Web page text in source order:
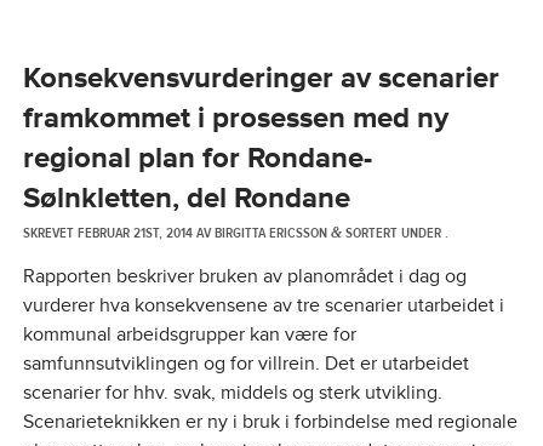
Konsekvensvurderinger av scenarier
framkommet i prosessen med ny
regional plan for Rondane-
Sølnkletten, del Rondane
SKREVETFEBRUAR 21ST, 2014AVBIRGITTA ERICSSON &SORTERT UNDER .
Rapporten beskriver bruken av planområdet i dag og
vurderer hva konsekvensene av tre scenarier utarbeidet i
kommunal arbeidsgrupper kan være for
samfunnsutviklingen og for villrein. Det er utarbeidet
scenarier for hhv. svak, middels og sterk utvikling.
Scenarieteknikken er ny i bruk i forbindelse med regionale